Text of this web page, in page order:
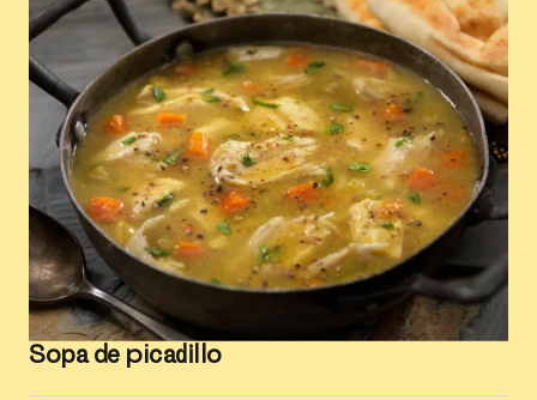
Sopa de picadillo